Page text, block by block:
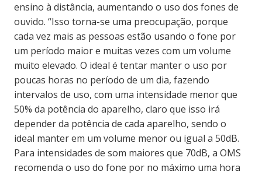
ensino à distância, aumentando o uso dos fones de
ouvido. “Isso torna-se uma preocupação, porque
cada vez mais as pessoas estão usando o fone por
um período maior e muitas vezes com um volume
muito elevado. O ideal é tentar manter o uso por
poucas horas no período de um dia, fazendo
intervalos de uso, com uma intensidade menor que
50% da potência do aparelho, claro que isso irá
depender da potência de cada aparelho, sendo o
ideal manter em um volume menor ou igual a 50dB.
Para intensidades de som maiores que 70dB, a OMS
recomenda o uso do fone por no máximo uma hora